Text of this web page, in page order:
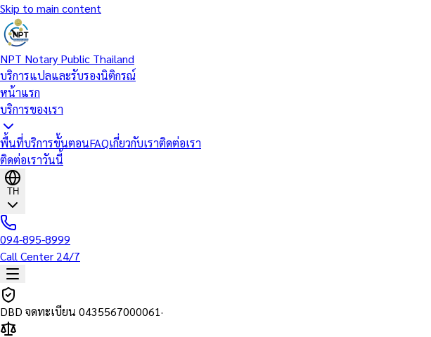
Skip to main content
NPT Notary Public Thailand
บริการแปลและรับรองนิติกรณ์
หน้าแรก
บริการของเรา
พื้นที่บริการขั้นตอนFAQเกี่ยวกับเราติดต่อเรา
ติดต่อเราวันนี้
TH
094-895-8999
Call Center 24/7
DBD จดทะเบียน 0435567000061·